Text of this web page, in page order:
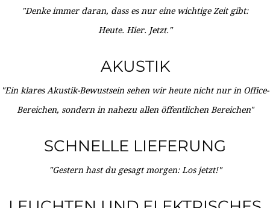
"Denke immer daran, dass es nur eine wichtige Zeit gibt:
Heute. Hier. Jetzt."
AKUSTIK
"Ein klares Akustik-Bewustsein sehen wir heute nicht nur in Office-
Bereichen, sondern in nahezu allen öffentlichen Bereichen"
SCHNELLE LIEFERUNG
"Gestern hast du gesagt morgen: Los jetzt!"